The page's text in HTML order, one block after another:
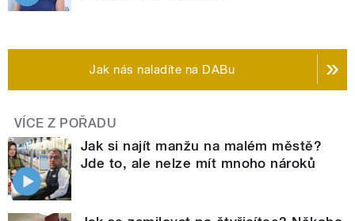
Jak nás naladíte na DABu
VÍCE Z POŘADU
Jak si najít manžu na malém městě?
Jde to, ale nelze mít mnoho nároků